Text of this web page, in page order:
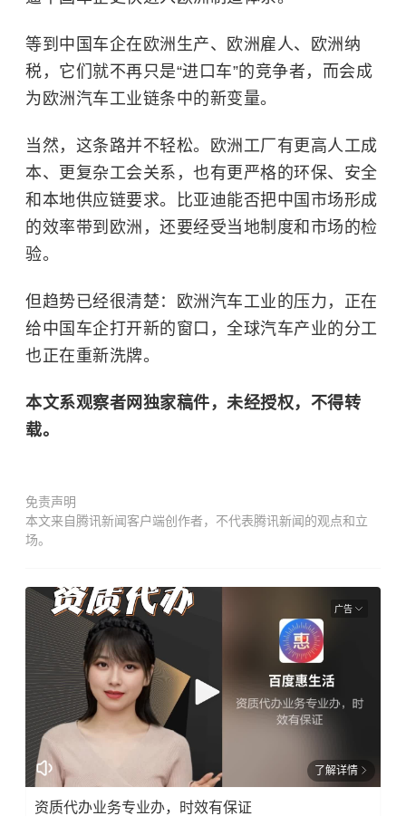
等到中国车企在欧洲生产、欧洲雇人、欧洲纳
税，它们就不再只是“进口车”的竞争者，而会成
为欧洲汽车工业链条中的新变量。
当然，这条路并不轻松。欧洲工厂有更高人工成
本、更复杂工会关系，也有更严格的环保、安全
和本地供应链要求。比亚迪能否把中国市场形成
的效率带到欧洲，还要经受当地制度和市场的检
验。
但趋势已经很清楚：欧洲汽车工业的压力，正在
给中国车企打开新的窗口，全球汽车产业的分工
也正在重新洗牌。
本文系观察者网独家稿件，未经授权，不得转
载。
免责声明
本文来自腾讯新闻客户端创作者，不代表腾讯新闻的观点和立
场。
广告
了解详情
资质代办业务专业办，时效有保证